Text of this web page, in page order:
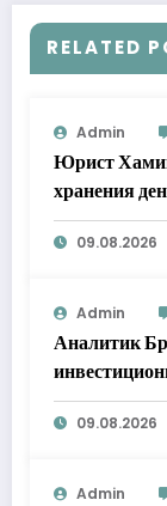
RELATED
Admin
Юрист
хранения
09.08.2026
Admin
Аналитик
полугодии
09.08.2026
Admin